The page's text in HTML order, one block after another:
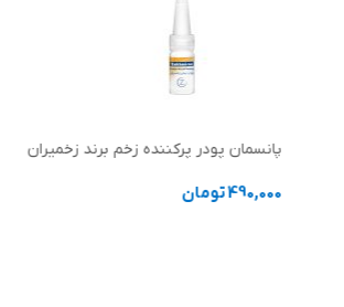
پانسمان پودر پرکننده زخم برند زخمیران
490,000تومان